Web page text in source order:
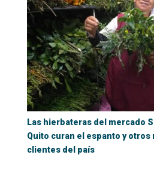
Las hierbateras del mercado
Quito curan el espanto y otros
clientes del país